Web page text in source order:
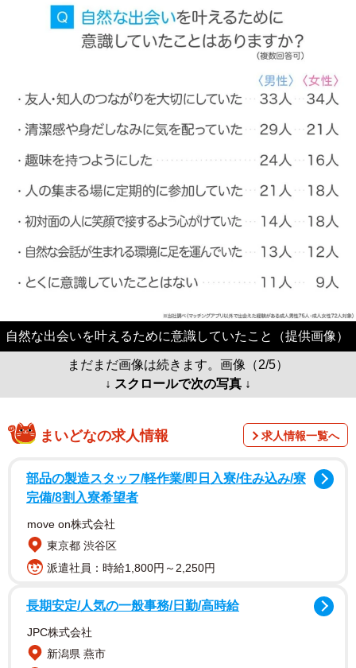
自然な出会いを叶えるために意識していたこと（提供画像）
まだまだ画像は続きます。画像（2/5）
↓ スクロールで次の写真 ↓
まいどなの求人情報 求人情報一覧へ
部品の製造スタッフ/軽作業/即日入寮/住み込み/寮
完備/8割入寮希望者
move on株式会社
東京都 渋谷区
派遣社員：時給1,800円～2,250円
長期安定/人気の一般事務/日勤/高時給
JPC株式会社
新潟県 燕市